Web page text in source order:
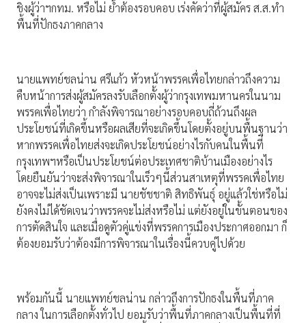
ชิงผู้ว่าฯกทม. หรือไม่ ย้ำต้องรอบคอบ เร่งคัดว่าที่ผู้สมัคร ส.ส.ทำ
พื้นที่ปักธงภาคกลาง
นายแพทย์ชลน่าน ศรีแก้ว หัวหน้าพรรคเพื่อไทยกล่าวถึงความ
คืบหน้าการส่งผู้สมัครลงรับเลือกตั้งผู้ว่ากรุงเทพมหานครในนาม
พรรคเพื่อไทยว่า กำลังพิจารณาอย่างรอบคอบถี่ถ้วนถึงผล
ประโยชน์ที่เกิดขึ้นหรือผลเสียที่จะเกิดขึ้นโดยตั้งอยู่บนพื้นฐานว่า
หากพรรคเพื่อไทยส่งจะเกิดประโยชน์อย่างไรกับคนในพื้นที่
กรุงเทพฯหรือเป็นประโยชน์ต่อประเทศชาติบ้านเมืองอย่างไร
โดยยืนยันว่าจะส่งพิจารณาในเร็วๆนี้ส่วนสาเหตุที่พรรคเพื่อไทย
อาจจะไม่ส่งเป็นเพราะมี นายชัชชาติ สิทธิพันธุ์ อยู่แล้วใช่หรือไม่
ยังคงไม่ได้ชัดเจนว่าพรรคจะไม่ส่งหรือไม่ แต่ยังอยู่ในขั้นตอนของ
การตัดสินใจ และเมื่อดูตัวคู่แข่งที่พรรคการเมืองประกาศออกมา ก็
ต้องยอมรับว่าต้องมีการพิจารณาในเรื่องนี้ควบคู่ไปด้วย
พร้อมกันนี้ นายแพทย์ชลน่าน กล่าวถึงการปักธงในพื้นที่ภาค
กลาง ในการเลือกตั้งทั่วไป ยอมรับว่าพื้นที่ภาคกลางเป็นพื้นที่ที่